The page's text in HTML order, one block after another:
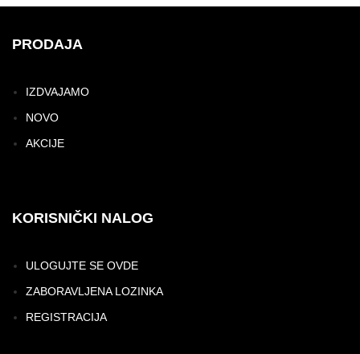
PRODAJA
IZDVAJAMO
NOVO
AKCIJE
KORISNIČKI NALOG
ULOGUJTE SE OVDE
ZABORAVLJENA LOZINKA
REGISTRACIJA